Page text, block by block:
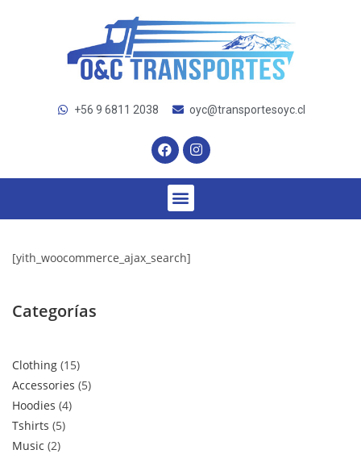
+56 9 6811 2038 oyc@transportesoyc.cl
[yith_woocommerce_ajax_search]
Categorías
Clothing 15
Accessories 5
Hoodies 4
Tshirts 5
Music 2